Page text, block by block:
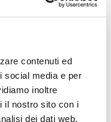
contenuti ed
social media e per
inoltre
il nostro sito con i
dei dati web,
provvederanno a
inoltre sempre a
mondo dei funghi
micologica ha una
a chi la visita